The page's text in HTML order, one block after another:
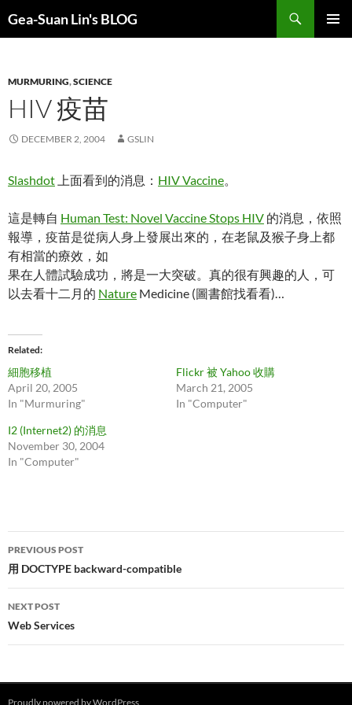
Gea-Suan Lin's BLOG
MURMURING,SCIENCE
HIV 疫苗
DECEMBER 2, 2004 GSLIN
Slashdot 上面看到的消息： HIV Vaccine。
這是轉自 Human Test: Novel Vaccine Stops HIV 的消息，依照
報導，疫苗是從病人身上發展出來的，在老鼠及猴子身上都
有相當的療效，如
果在人體試驗成功，將是一大突破。真的很有興趣的人，可
以去看十二月的 Nature Medicine (圖書館找看看)…
Related
細胞移植
April 20, 2005
In "Murmuring"
Flickr 被 Yahoo 收購
March 21, 2005
In "Computer"
I2 (Internet2) 的消息
November 30, 2004
In "Computer"
Post
navigation
PREVIOUS POST
用 DOCTYPE backward-compatible
NEXT POST
Web Services
Proudly powered by WordPress